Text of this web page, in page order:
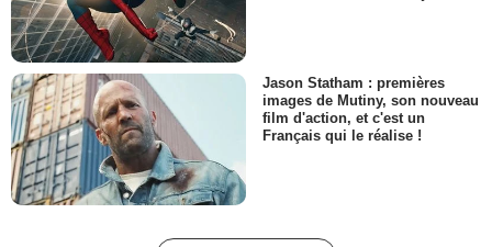
Jason Statham : premières
images de Mutiny, son nouveau
film d'action, et c'est un
Français qui le réalise !